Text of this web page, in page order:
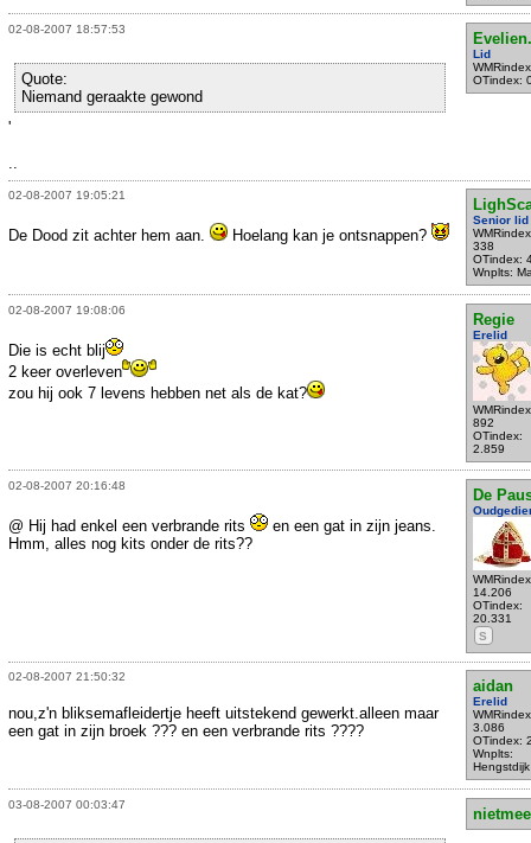
02-08-2007 18:57:53
Lid
OTindex:
Quote:
Niemand geraakte gewond
'
..
02-08-2007 19:05:21
Senior lid
338
OTindex:
Wnplts:
De Dood zit achter hem aan. Hoelang kan je ontsnappen?
02-08-2007 19:08:06
Regie
Erelid
892
OTindex:
2.859
Die is echt blij
2 keer overleven
zou hij ook 7 levens hebben net als de kat?
02-08-2007 20:16:48
De
14.206
OTindex:
20.331
S
@ Hij had enkel een verbrande rits
en een gat in zijn jeans.
Hmm, alles nog kits onder de rits??
02-08-2007 21:50:32
aidan
Erelid
3.086
OTindex:
Wnplts:
Hengstdijk
nou,z'n bliksemafleidertje heeft uitstekend gewerkt.alleen maar
een gat in zijn broek ??? en een verbrande rits ????
03-08-2007 00:03:47